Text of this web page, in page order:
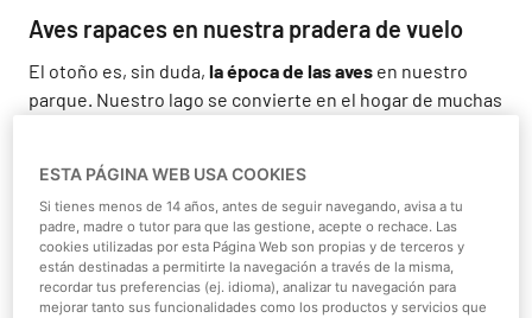
Aves rapaces en nuestra pradera de vuelo
El otoño es, sin duda, la época de las aves en nuestro
parque. Nuestro lago se convierte en el hogar de muchas
el caso de un pequeño pájaro llamado papamoscas
cerrojillo, que en su paso migratorio suele hacer una
parada en nuestros árboles. O el de una gaviota sombría,
que procedente de Inglaterra, ha pasado los últimos
inviernos en nuestro parque.
ESTA PÁGINA WEB USA COOKIES
Si tienes menos de 14 años, antes de seguir navegando, avisa a tu
padre, madre o tutor para que las gestione, acepte o rechace. Las
cookies utilizadas por esta Página Web son propias y de terceros y
están destinadas a permitirte la navegación a través de la misma,
recordar tus preferencias (ej. idioma), analizar tu navegación para
mejorar tanto sus funcionalidades como los productos y servicios que